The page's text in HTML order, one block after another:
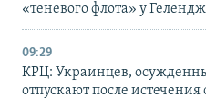
«теневого флота» у
09:29
КРЦ: Украинцев,
отпускают после истечения